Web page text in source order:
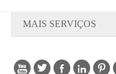
MAIS SERVIÇOS
    